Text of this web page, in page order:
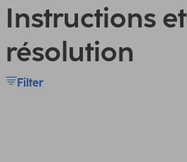
Instructions et
résolution
Filter